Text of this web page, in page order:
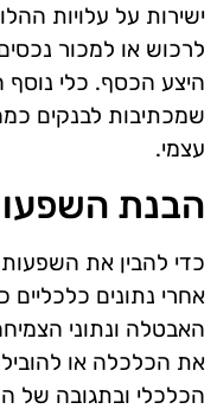
ישירות על עלויות
לרכוש או למכור
היצע הכסף. כלי נוסף
שמכתיבות לבנקים
עצמי.
הבנת
כדי להבין את השפעות
אחרי נתונים כלכליים
האבטלה ונתוני
את הכלכלה או להוביל
הכלכלי ובתגובה של